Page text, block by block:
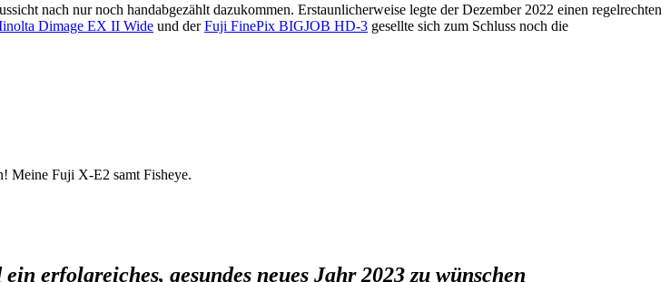
nach nur noch handabgezählt dazukommen. Erstaunlicherweise legte der Dezember 2022 einen regelrechten
Dimage EX II Wide und derFuji FinePix BIGJOB HD-3 gesellte sich zum Schluss noch die
Meine Fuji X-E2 samt Fisheye.
erfolgreiches, gesundes neues Jahr 2023 zu wünschen